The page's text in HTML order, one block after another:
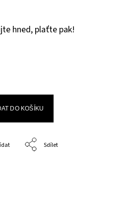
hned, plaťte pak!
DO KOŠÍKU
Sdílet